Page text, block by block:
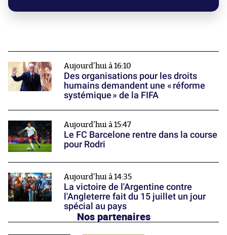
Aujourd'hui à 16:10
Des organisations pour les droits
humains demandent une « réforme
systémique » de la FIFA
Aujourd'hui à 15:47
Le FC Barcelone rentre dans la course
pour Rodri
Aujourd'hui à 14:35
La victoire de l'Argentine contre
l'Angleterre fait du 15 juillet un jour
spécial au pays
Nos partenaires